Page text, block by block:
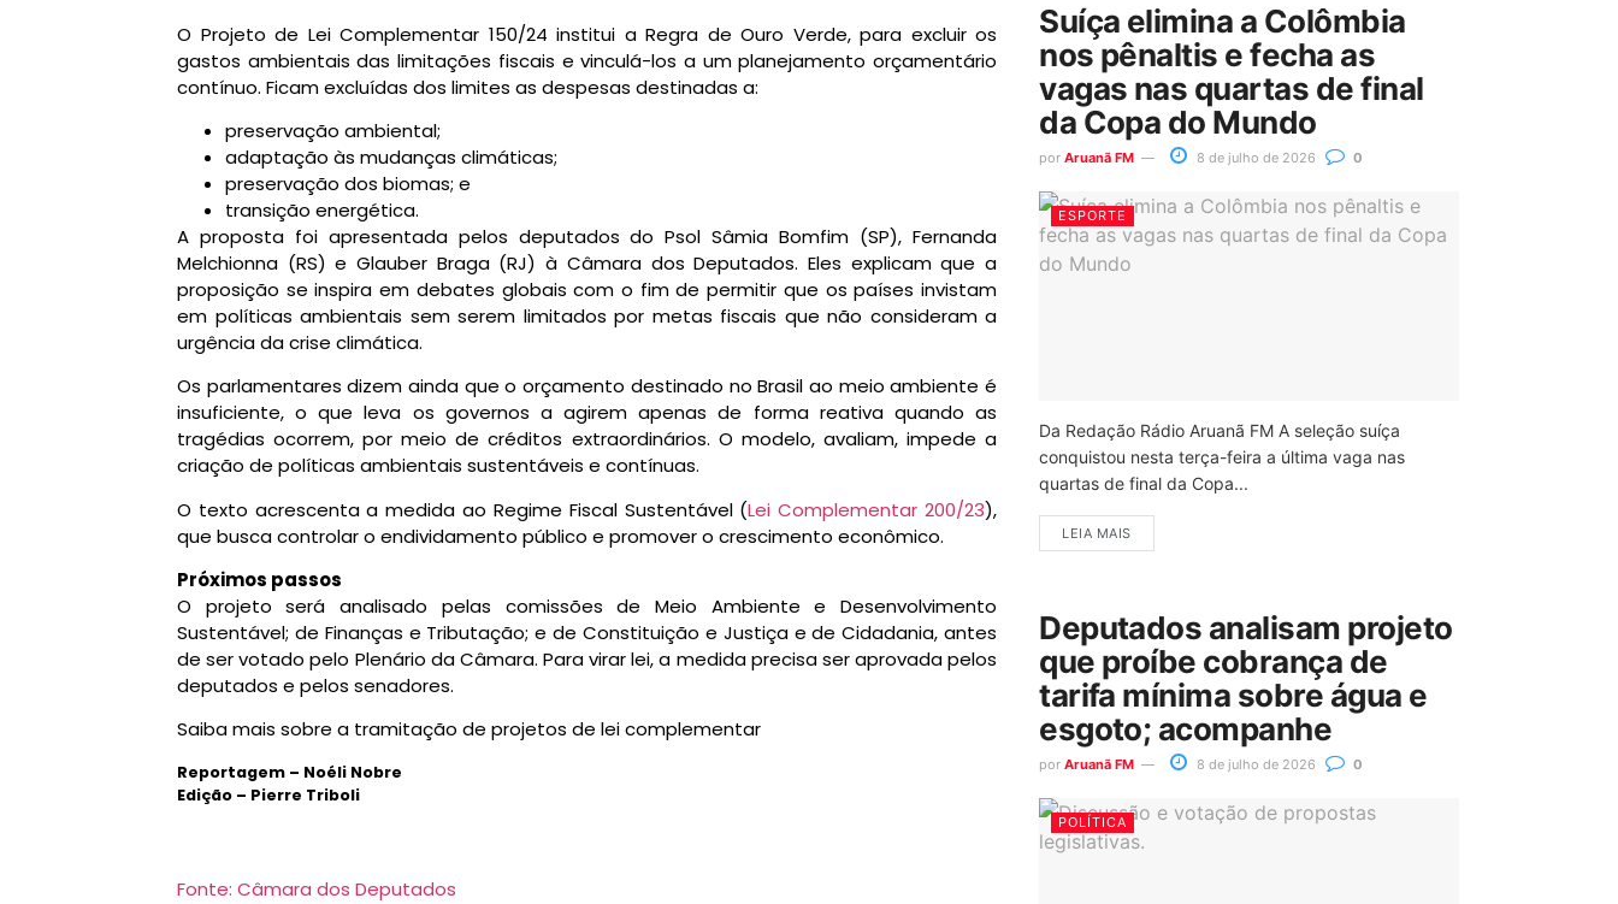
O Projeto de Lei Complementar 150/24 institui a Regra de Ouro Verde, para excluir os
gastos ambientais das limitações fiscais e vinculá-los a um planejamento orçamentário
contínuo. Ficam excluídas dos limites as despesas destinadas a:
preservação ambiental;
adaptação às mudanças climáticas;
preservação dos biomas; e
transição energética.
A proposta foi apresentada pelos deputados do Psol Sâmia Bomfim (SP), Fernanda
Melchionna (RS) e Glauber Braga (RJ) à Câmara dos Deputados. Eles explicam que a
proposição se inspira em debates globais com o fim de permitir que os países invistam
em políticas ambientais sem serem limitados por metas fiscais que não consideram a
urgência da crise climática.
Os parlamentares dizem ainda que o orçamento destinado no Brasil ao meio ambiente é
insuficiente, o que leva os governos a agirem apenas de forma reativa quando as
tragédias ocorrem, por meio decréditos extraordinários. O modelo, avaliam, impede a
criação de políticas ambientais sustentáveis e contínuas.
O texto acrescenta a medida ao Regime Fiscal Sustentável (Lei Complementar 200/23),
que busca controlar o endividamento público e promover o crescimento econômico.
Próximos passos
O projeto será analisado pelas comissões de Meio Ambiente e Desenvolvimento
Sustentável; de Finanças e Tributação; e de Constituição e Justiça e de Cidadania, antes
de ser votado pelo Plenário da Câmara. Para virar lei, a medida precisa ser aprovada pelos
deputados e pelos senadores.
Saiba mais sobre a tramitação de projetos de lei complementar
Reportagem – Noéli Nobre
Edição – Pierre Triboli
Fonte: Câmara dos Deputados
Suíça elimina a Colômbia
nos pênaltis e fecha as
vagas nas quartas de final
da Copa do Mundo
por Aruanã FM 8 de julho de 2026 0
ESPORTE
Da Redação Rádio Aruanã FM A seleção suíça
conquistou nesta terça-feira a última vaga nas
quartas de final da Copa...
LEIA MAIS
Deputados analisam projeto
que proíbe cobrança de
tarifa mínima sobre água e
esgoto; acompanhe
por Aruanã FM 8 de julho de 2026 0
POLÍTICA